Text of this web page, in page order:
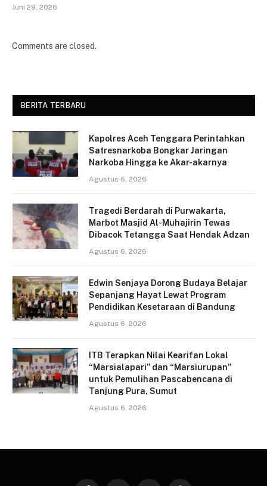
Juni 29, 2026
Comments are closed.
BERITA TERBARU
Kapolres Aceh Tenggara Perintahkan
Satresnarkoba Bongkar Jaringan
Narkoba Hingga ke Akar-akarnya
Agustus 6, 2026
Tragedi Berdarah di Purwakarta,
Marbot Masjid Al-Muhajirin Tewas
Dibacok Tetangga Saat Hendak Adzan
Agustus 6, 2026
Edwin Senjaya Dorong Budaya Belajar
Sepanjang Hayat Lewat Program
Pendidikan Kesetaraan di Bandung
Agustus 6, 2026
ITB Terapkan Nilai Kearifan Lokal
“Marsialapari” dan “Marsiurupan”
untuk Pemulihan Pascabencana di
Tanjung Pura, Sumut
Agustus 6, 2026